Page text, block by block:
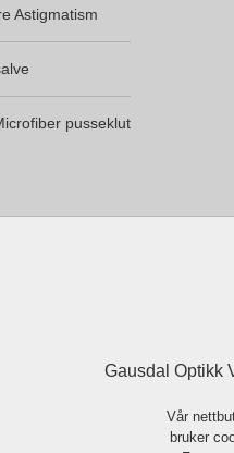
Astigmatism
pusseklut
Gausdal Optikk
Vår
bruker